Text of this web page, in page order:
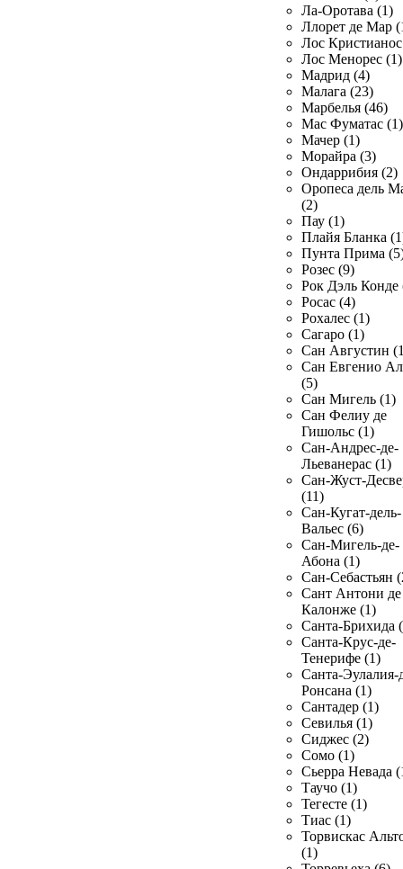
Ла-Оротава (1)
Ллорет де Мар
Лос
Лос Менорес (1)
Мадрид (4)
Малага (23)
Марбелья (46)
Мас Фуматас (1)
Мачер (1)
Морайра (3)
Ондаррибия (2)
Оропеса дель
(2)
Пау (1)
Плайя Бланка
Пунта Прима
Розес (9)
Рок Дэль Конде
Росас (4)
Рохалес (1)
Сагаро (1)
Сан Августин
Сан Евгенио
(5)
Сан Мигель (1)
Сан Фелиу де
Гишольс (1)
Сан-Андрес-де-
Льеванерас (1)
Сан-Жуст-
(11)
Сан-Кугат-дель-
Вальес (6)
Сан-Мигель-де-
Абона (1)
Сан-Себастьян
Сант Антони де
Калонже (1)
Санта-Брихида
Санта-Крус-де-
Тенерифе (1)
Санта-Эулалия-
Ронсана (1)
Сантадер (1)
Севилья (1)
Сиджес (2)
Сомо (1)
Сьерра Невада
Таучо (1)
Тегесте (1)
Тиас (1)
Торвискас
(1)